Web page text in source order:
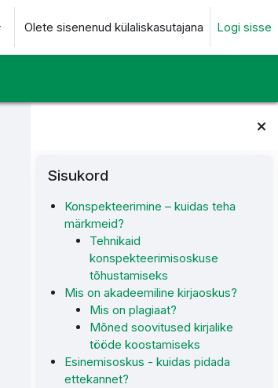
Olete sisenenud külaliskasutajana Logi sisse
Plokid
Sisukord
Konspekteerimine – kuidas teha
märkmeid?
Tehnikaid
konspekteerimisoskuse
tõhustamiseks
Mis on akadeemiline kirjaoskus?
Mis on plagiaat?
Mõned soovitused kirjalike
tööde koostamiseks
Esinemisoskus - kuidas pidada
ettekannet?